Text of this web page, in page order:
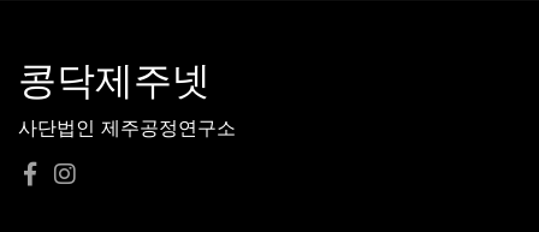
콩닥제주넷
사단법인 제주공정연구소